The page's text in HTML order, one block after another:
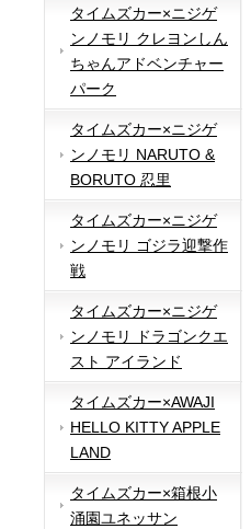
タイムズカー×ニジゲ
ンノモリ クレヨンしん
ちゃんアドベンチャー
パーク
タイムズカー×ニジゲ
ンノモリ NARUTO &
BORUTO 忍里
タイムズカー×ニジゲ
ンノモリ ゴジラ迎撃作
戦
タイムズカー×ニジゲ
ンノモリ ドラゴンクエ
スト アイランド
タイムズカー×AWAJI
HELLO KITTY APPLE
LAND
タイムズカー×箱根小
涌園ユネッサン